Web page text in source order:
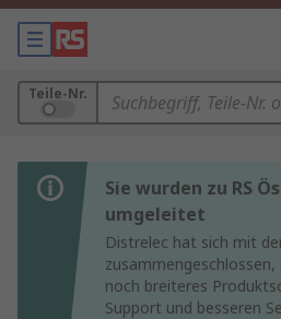
Teile-Nr.
Sie wurden zu RS
umgeleitet
Distrelec hat sich mit
noch breiteres
Support und besseren